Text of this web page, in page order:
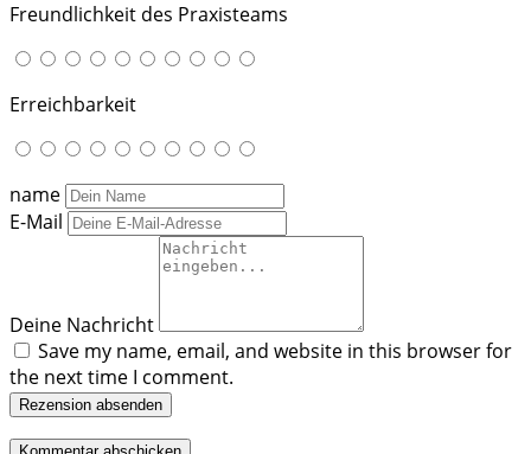
Freundlichkeit des Praxisteams
Erreichbarkeit
name
E-Mail
Deine Nachricht
Save my name, email, and website in this browser for
the next time I comment.
Rezension absenden